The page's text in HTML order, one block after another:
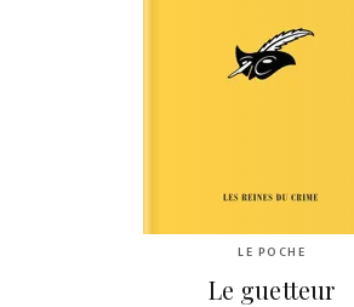
LE POCHE
Le guetteur